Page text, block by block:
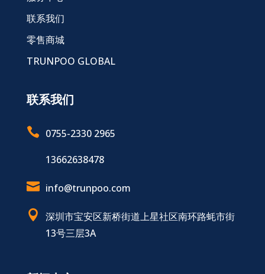
联系我们
零售商城
TRUNPOO GLOBAL
联系我们
 0755-2330 2965
13662638478
 info@trunpoo.com
 深圳市宝安区新桥街道上星社区南环路蚝市街
13号三层3A